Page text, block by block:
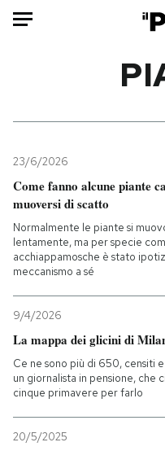
Mondo
Politica
Tecnologia
Internet
Scienza
Cultura
Economia
PODCAST
23/6/2026
Come fanno alcune piante
muoversi di scatto
Normalmente le piante si
lentamente, ma per specie
acchiappamosche è stato
meccanismo a sé
9/4/2026
La mappa dei glicini di
Ce ne sono più di 650, censiti
un giornalista in pensione, che
cinque primavere per farlo
20/5/2025